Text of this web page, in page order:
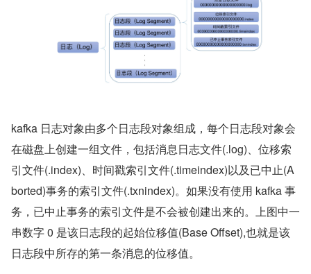
kafka 日志对象由多个日志段对象组成，每个日志段对象会
在磁盘上创建一组文件，包括消息日志文件(.log)、位移索
引文件(.index)、时间戳索引文件(.timeindex)以及已中止(A
borted)事务的索引文件(.txnindex)。如果没有使用 kafka 事
务，已中止事务的索引文件是不会被创建出来的。上图中一
串数字 0 是该日志段的起始位移值(Base Offset),也就是该
日志段中所存的第一条消息的位移值。